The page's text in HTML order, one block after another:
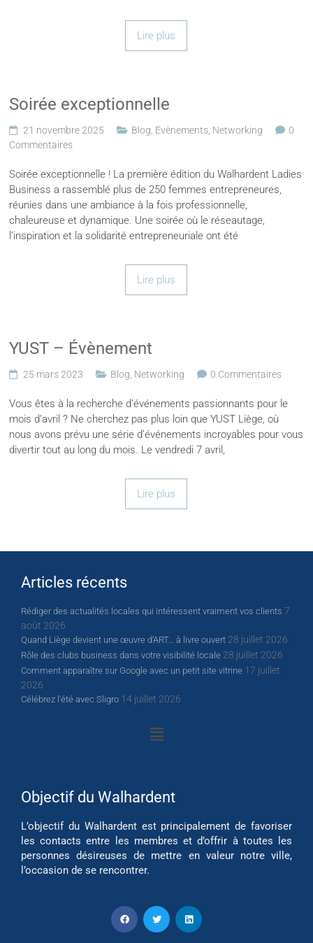
Lire plus
Soirée exceptionnelle
21 novembre 2025 Blog Evènements Networking
0
Commentaires
Soirée exceptionnelle ! La première édition du Walhardent Ladies
Business a rassemblé plus de 250 femmes entrepreneures,
réunies dans une ambiance à la fois professionnelle,
chaleureuse et dynamique. Une soirée où le réseautage,
l’inspiration et la solidarité entrepreneuriale ont été
Lire plus
YUST – Évènement
25 mars 2023 Blog Networking 0 Commentaires
Vous êtes à la recherche d’événements passionnants pour le
mois d’avril ? Ne cherchez pas plus loin que YUST Liège, où
nous avons prévu une série d’événements incroyables pour vous
divertir tout au long du mois. Le vendredi 7 avril,
Lire plus
Articles récents
Rédiger des actualités locales qui intéressent vraiment vos clients 7
août 2026
Quand Liège devient une œuvre d’ART… à livre ouvert 28 juillet 2026
Rôle des clubs business dans votre visibilité locale 28 juillet 2026
Comment apparaître sur Google avec un petit site vitrine 17 juillet
2026
Célébrez l’été avec Sligro 14 juillet 2026
Objectif du Walhardent
L’objectif du Walhardent est principalement de favoriser
les contacts entre les membres et d’offrir à toutes les
personnes désireuses de mettre en valeur notre ville,
l’occasion de se rencontrer.